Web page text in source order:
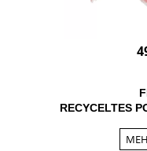
RECYCELTES